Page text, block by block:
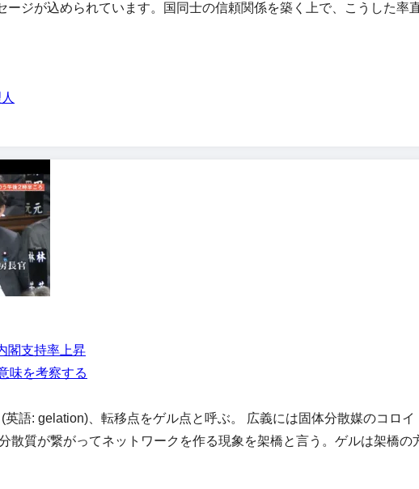
ジが込められています。国同士の信頼関係を築く上で、こうした率
閣支持率上昇
味を考察する
語: gelation)、転移点をゲル点と呼ぶ。 広義には固体分散媒のコロ
散質が繋がってネットワークを作る現象を架橋と言う。ゲルは架橋